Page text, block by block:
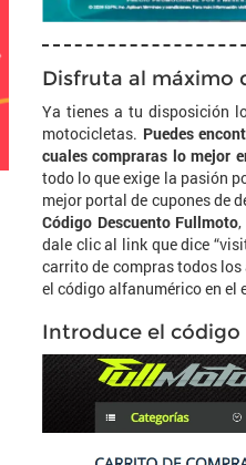
Disfruta al máximo
Ya tienes a tu disposición
motocicletas. Puedes
cuales compraras lo mejor
todo lo que exige la pasión
mejor portal de cupones de
Código Descuento Fullmoto,
dale clic al link que dice
carrito de compras todos
el código alfanumérico en el
Introduce el